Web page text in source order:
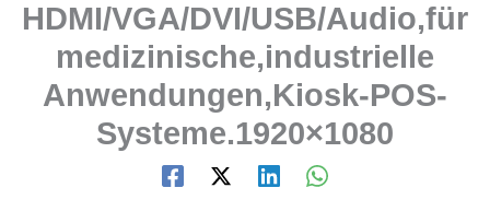
HDMI/VGA/DVI/USB/Audio,für
medizinische,industrielle
Anwendungen,Kiosk-POS-
Systeme.1920×1080